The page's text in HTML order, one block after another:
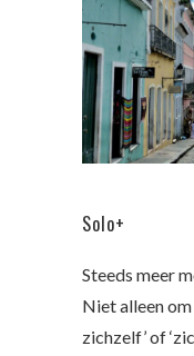
Solo+
Steeds meer
Niet alleen om
zichzelf’ of